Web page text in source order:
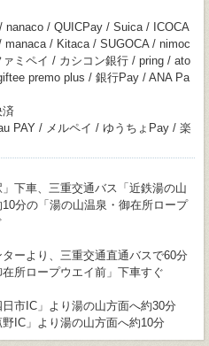
nanaco / QUICPay / Suica / ICOCA
manaca / Kitaca / SUGOCA / nimoc
ミペイ / カシコン銀行 / pring / ato
premo plus / 銀行Pay / ANA Pa
済
PAY / メルペイ / ゆうちょPay / 楽
下車、三重交通バス「近鉄湯の山
分の「湯の山温泉・御在所ロープ
ーより、三重交通直通バスで60分
所ロープウエイ前」下車すぐ
市IC」より湯の山方面へ約30分
IC」より湯の山方面へ約10分